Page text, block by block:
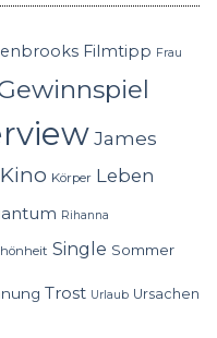
Filmtipp Frau
James
Kino Körper Leben
Rihanna
Single Sommer
Trost Urlaub Ursachen